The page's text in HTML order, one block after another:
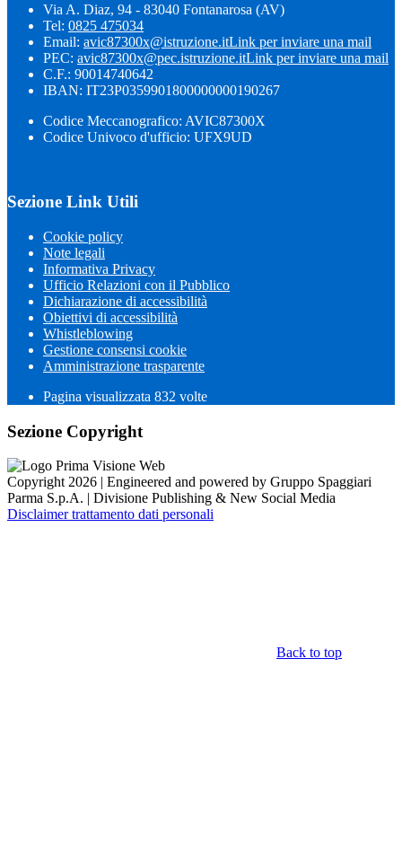
Via A. Diaz, 94 - 83040 Fontanarosa (AV)
Tel: 0825 475034
Email: avic87300x@istruzione.itLink per inviare una mail
PEC: avic87300x@pec.istruzione.itLink per inviare una mail
C.F.: 90014740642
IBAN: IT23P0359901800000000190267
Codice Meccanografico: AVIC87300X
Codice Univoco d'ufficio: UFX9UD
Sezione Link Utili
Cookie policy
Note legali
Informativa Privacy
Ufficio Relazioni con il Pubblico
Dichiarazione di accessibilità
Obiettivi di accessibilità
Whistleblowing
Gestione consensi cookie
Amministrazione trasparente
Pagina visualizzata 832 volte
Sezione Copyright
Copyright 2026 | Engineered and powered by Gruppo Spaggiari
Parma S.p.A. | Divisione Publishing & New Social Media
Disclaimer trattamento dati personali
Back to top